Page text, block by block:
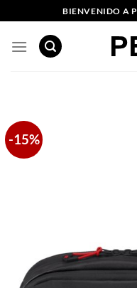
al
contenido
BIENVENIDO A
-15%